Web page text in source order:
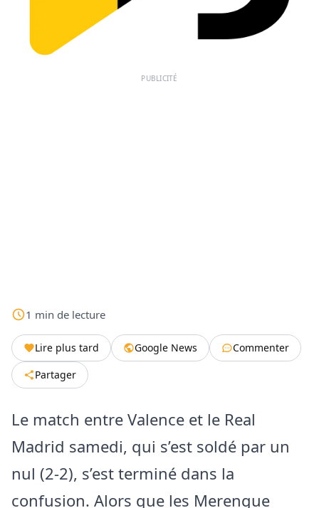
PUBLICITÉ
1 min de lecture
Lire plus tard Google News
Commenter
Partager
Le match entre Valence et le Real
Madrid samedi, qui s’est soldé par un
nul (2-2), s’est terminé dans la
confusion. Alors que les Merengue